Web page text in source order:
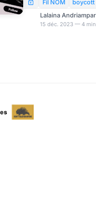
revenus publicitaires
significative par
Fil NOM
boycott
Lalaina
15 déc. 2023 — 4